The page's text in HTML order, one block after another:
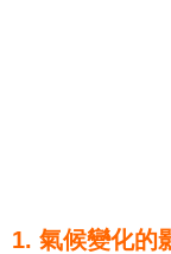
1. 氣候變化的